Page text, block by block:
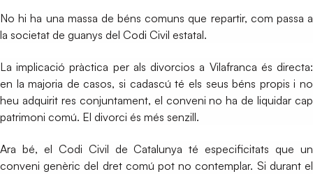
No hi ha una massa de béns comuns que repartir, com passa a
la societat de guanys del Codi Civil estatal.
La implicació pràctica per als divorcios a Vilafranca és directa:
en la majoria de casos, si cadascú té els seus béns propis i no
heu adquirit res conjuntament, el conveni no ha de liquidar cap
patrimoni comú. El divorci és més senzill.
Ara bé, el Codi Civil de Catalunya té especificitats que un
conveni genèric del dret comú pot no contemplar. Si durant el